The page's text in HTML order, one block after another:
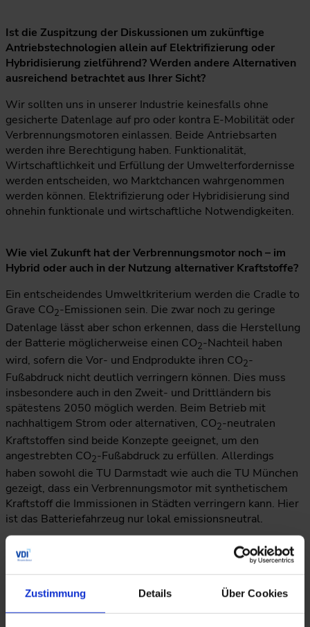
Zustimmung Details Über Cookies
Ist die Zuspitzung der Diskussionen um zukünftige
Antriebstechnologien allein auf Elektrifizierung oder
Hybridisierung zielführend? Werden andere Alternativen
ausreichend betrachtet aus Ihrer Sicht?
Wir sollten uns in unserer Industrie keinesfalls ohne
gesicherte Datenlage auf pro oder kontra E-Mobilität oder
Verbrennungsmotoren einlassen. Beide Antriebsarten
werden ihre Berechtigung haben. Funktionalität,
Wirtschaftlichkeit und Erfüllung der Umwelterfordernisse
werden entscheiden, wo Marktchancen wahrgenommen
werden können. Elektrifizierung oder Hybridisierung sind
ohnehin funktionale und wirtschaftliche Notwendigkeiten.
Wie viel Zukunft hat der Verbrennungsmotor noch – im
Hybrid oder auch in der Nutzung alternativer Kraftstoffe?
Ein entscheidendes Umweltkriterium werden die Cradle to
Grave CO2-Emissionen sein. Die zwar noch zu geringe
Datenlage lässt aber schon erkennen, dass die Herstellung
der Batterie möglicherweise einen CO2-Nachteil haben
wird, sofern die Vor- und Endprodukte ihren CO2-
Fußabdruck nicht deutlich verringern können. Dies muss
insbesondere auch in den Zweit- und Drittländern bis
spätestens 2050 möglich werden. Beim Betrieb mit
nachhaltigem Strom oder alternativen, CO2-neutralen
Kraftstoffen sind beide Konzepte geeignet, um den
angestrebten CO2-Fußabdruck zu erfüllen. Allerdings
haben sowohl die TU Darmstadt wie auch die TU München
gezeigt, dass ein Verbrennungsmotor mit synthetischem
Kraftstoff die Immissionen in Städten verringern kann. Hier
ist das Batteriefahrzeug nur lokal emissionsneutral.
Welche Bringschuld im laufenden Veränderungsprozess
hat die Automobilindustrie selbst? In welchen Bereichen
sollte aus Ihrer Sicht der Gesetzgeber noch stärker